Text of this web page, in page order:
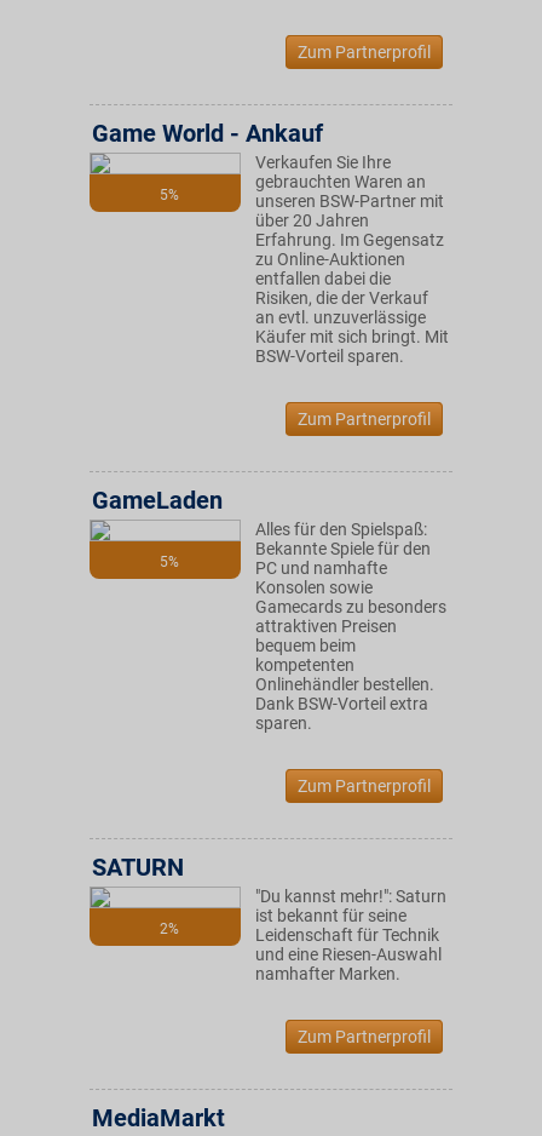
Zum Partnerprofil
5%
Game World - Ankauf
Verkaufen Sie Ihre
gebrauchten Waren an
unseren BSW-Partner mit
über 20 Jahren
Erfahrung. Im Gegensatz
zu Online-Auktionen
entfallen dabei die
Risiken, die der Verkauf
an evtl. unzuverlässige
Käufer mit sich bringt. Mit
BSW-Vorteil sparen.
Zum Partnerprofil
5%
GameLaden
Alles für den Spielspaß:
Bekannte Spiele für den
PC und namhafte
Konsolen sowie
Gamecards zu besonders
attraktiven Preisen
bequem beim
kompetenten
Onlinehändler bestellen.
Dank BSW-Vorteil extra
sparen.
Zum Partnerprofil
2%
SATURN
"Du kannst mehr!": Saturn
ist bekannt für seine
Leidenschaft für Technik
und eine Riesen-Auswahl
namhafter Marken.
Zum Partnerprofil
MediaMarkt